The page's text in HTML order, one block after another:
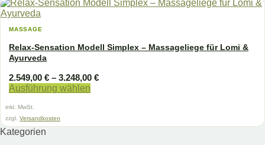
MASSAGE
Relax-Sensation Modell Simplex – Massageliege für Lomi &
Ayurveda
2.549,00 € – 3.248,00 €
Ausführung wählen
Produkt
weist
mehrere
inkl. MwSt.
zzgl. Versandkosten
Kategorien